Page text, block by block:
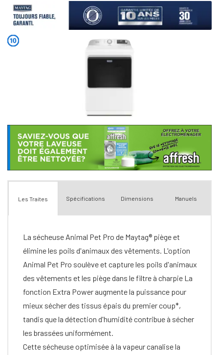
Les Traites Spécifications Dimensions Manuels
La sécheuse Animal Pet Pro de Maytag® piège et
élimine les poils d'animaux des vêtements. L'option
Animal Pet Pro soulève et capture les poils d'animaux
des vêtements et les piège dans le filtre à charpie La
fonction Extra Power augmente la puissance pour
mieux sécher des tissus épais du premier coup*,
tandis que la détection d'humidité contribue à sécher
les brassées uniformément.
Cette sécheuse optimisée à la vapeur canalise la